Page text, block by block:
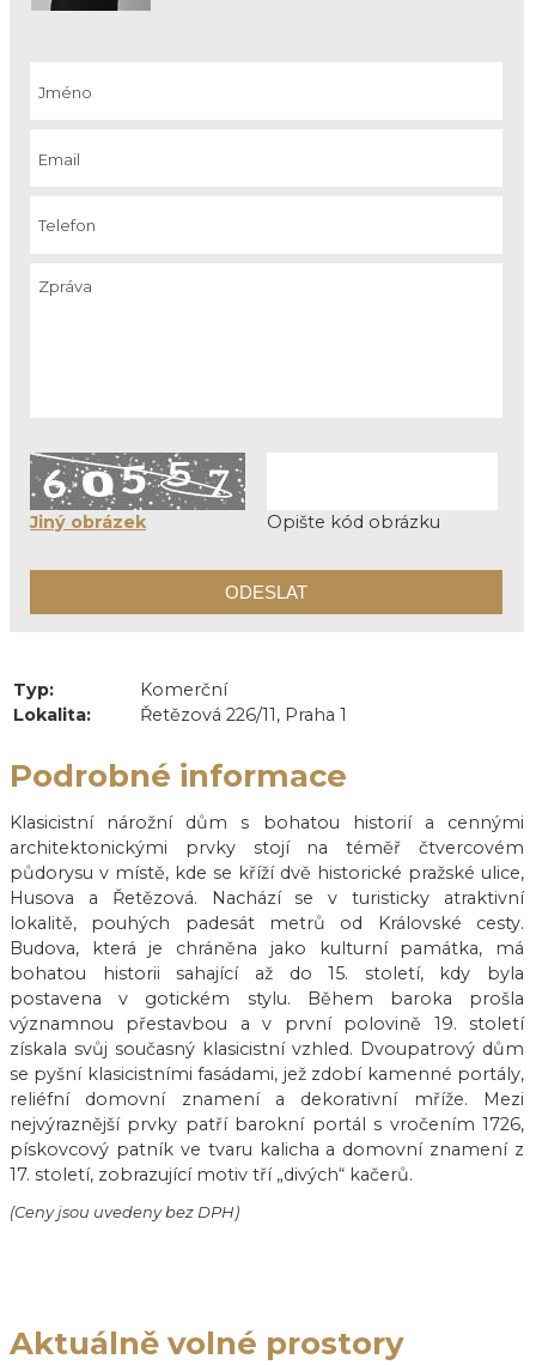
Jiný obrázek Opište kód obrázku
Typ:
Komerční
Lokalita:
Řetězová 226/11, Praha 1
Podrobné informace
Klasicistní nárožní dům s bohatou historií a cennými
architektonickými prvky stojí na téměř čtvercovém
půdorysu v místě, kde se kříží dvě historické pražské ulice,
Husova a Řetězová. Nachází se v turisticky atraktivní
lokalitě, pouhých padesát metrů od Královské cesty.
Budova, která je chráněna jako kulturní památka, má
bohatou historii sahající až do 15. století, kdy byla
postavena v gotickém stylu. Během baroka prošla
významnou přestavbou a v první polovině 19. století
získala svůj současný klasicistní vzhled. Dvoupatrový dům
se pyšní klasicistními fasádami, jež zdobí kamenné portály,
reliéfní domovní znamení a dekorativní mříže. Mezi
nejvýraznější prvky patří barokní portál s vročením 1726,
pískovcový patník ve tvaru kalicha a domovní znamení z
17. století, zobrazující motiv tří „divých“ kačerů.
(Ceny jsou uvedeny bez DPH)
Aktuálně volné prostory